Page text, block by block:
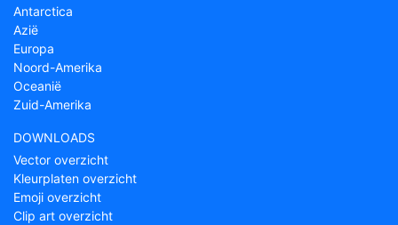
Antarctica
Azië
Europa
Noord-Amerika
Oceanië
Zuid-Amerika
DOWNLOADS
Vector overzicht
Kleurplaten overzicht
Emoji overzicht
Clip art overzicht